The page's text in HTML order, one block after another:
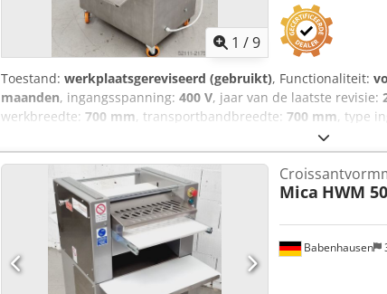
1 /9
Toestand: werkplaatsgereviseerd (gebruikt), Functionaliteit:
maanden, ingangsspanning: 400 V, jaar van de laatste revisie:
werkbreedte: 700 mm, transportbandbreedte: 700 mm, type
Croissantwikkelmachine Universum HWM 50/70 EZ Universele
deeg om te wikkelen en lang te rollen robuste techniek
kwaliteit! alleen bij ons DGUV V3-gekeurd aansluiting 400V,
Gebruikte machine, gereviseerd & SAB-gekeurd met garantie +
showroom!
Babenhausen
Mica HWM